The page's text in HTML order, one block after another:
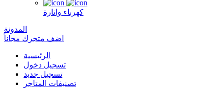
كهرباء وانارة
المدونة
اضف متجرك مجاناً
الرئيسية
تسجيل دخول
تسجيل جديد
تصنيفات المتاجر